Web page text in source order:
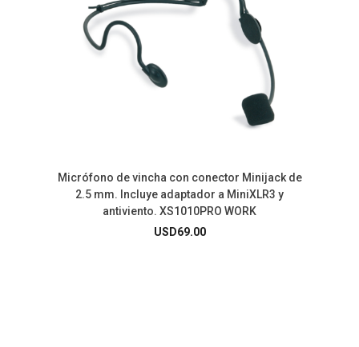
Micrófono de vincha con conector Minijack de
2.5 mm. Incluye adaptador a MiniXLR3 y
antiviento. XS1010PRO WORK
USD69.00